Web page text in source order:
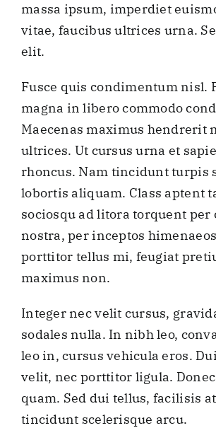
massa ipsum, imperdiet
vitae, faucibus ultrices urna.
elit.
Fusce quis condimentum nisl.
magna in libero commodo
Maecenas maximus hendrerit
ultrices. Ut cursus urna et
rhoncus. Nam tincidunt turpis
lobortis aliquam. Class aptent
sociosqu ad litora torquent per
nostra, per inceptos
porttitor tellus mi, feugiat
maximus non.
Integer nec velit cursus,
sodales nulla. In nibh leo,
leo in, cursus vehicula eros.
velit, nec porttitor ligula.
quam. Sed dui tellus, facilisis
tincidunt scelerisque arcu.